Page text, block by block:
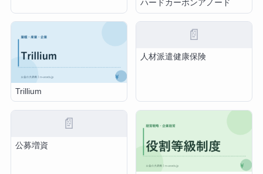
ハードカーボンアノード
Trillium
📄
人材派遣健康保険
📄
公募増資